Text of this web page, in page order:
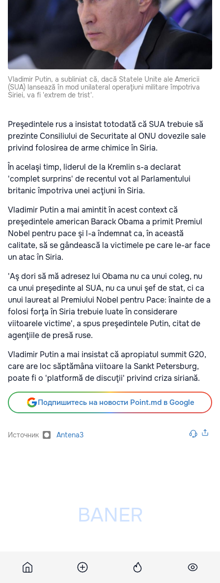
Vladimir Putin, a subliniat că, dacă Statele Unite ale Americii
(SUA) lansează în mod unilateral operaţiuni militare împotriva
Siriei, va fi 'extrem de trist'.
Preşedintele rus a insistat totodată că SUA trebuie să
prezinte Consiliului de Securitate al ONU dovezile sale
privind folosirea de arme chimice în Siria.
În acelaşi timp, liderul de la Kremlin s-a declarat
'complet surprins' de recentul vot al Parlamentului
britanic împotriva unei acţiuni în Siria.
Vladimir Putin a mai amintit în acest context că
preşedintele american Barack Obama a primit Premiul
Nobel pentru pace şi l-a îndemnat ca, în această
calitate, să se gândească la victimele pe care le-ar face
un atac în Siria.
'Aş dori să mă adresez lui Obama nu ca unui coleg, nu
ca unui preşedinte al SUA, nu ca unui şef de stat, ci ca
unui laureat al Premiului Nobel pentru Pace: înainte de a
folosi forţa în Siria trebuie luate în considerare
viitoarele victime', a spus preşedintele Putin, citat de
agenţiile de presă ruse.
Vladimir Putin a mai insistat că apropiatul summit G20,
care are loc săptămâna viitoare la Sankt Petersburg,
poate fi o 'platformă de discuţii' privind criza siriană.
Подпишитесь на новости Point.md в Google
Источник Antena3